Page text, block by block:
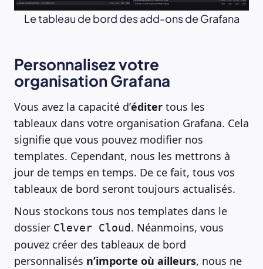
Le tableau de bord des add-ons de Grafana
Personnalisez votre
organisation Grafana
Vous avez la capacité d’éditer tous les
tableaux dans votre organisation Grafana. Cela
signifie que vous pouvez modifier nos
templates. Cependant, nous les mettrons à
jour de temps en temps. De ce fait, tous vos
tableaux de bord seront toujours actualisés.
Nous stockons tous nos templates dans le
dossier Clever Cloud. Néanmoins, vous
pouvez créer des tableaux de bord
personnalisés n’importe où ailleurs, nous ne